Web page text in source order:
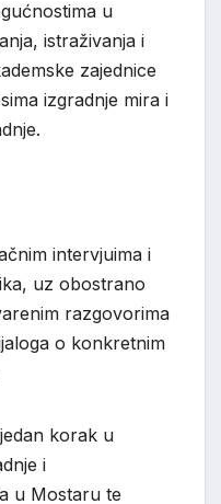
u
istraživanja i
zajednice
izgradnje mira i
intervjuima i
uz obostrano
razgovorima
o konkretnim
korak u
i
u Mostaru te